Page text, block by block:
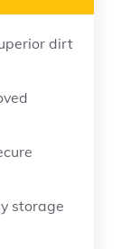
dirt
storage